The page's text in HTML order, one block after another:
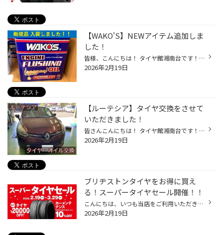
【WAKO'S】NEWアイテム追加しま
した！
皆様、こんにちは！ タイヤ館湘南台です！! オイルで有名な【WAKO'S】の新商品！！ 【エンジンフラッシングオイル・ウォータードレンプラス】 入荷致しました！！ 【ここがスゴイ！】 ①洗浄性能：エンジン内部に溜まった[汚れ]を強力に除去！！ ②水分除去：オイル交換だけでは取り除けない、エンジ...
2026年2月19日
【ルーテシア】タイヤ交換をさせて
いただきました！
皆さんこんにちは！ タイヤ館湘南台です！！ 本日は、ルーテシアのタイヤ交換をさせいただきました！ タイヤ交換 今回使用するタイヤはブリヂストンのプレミアムタイヤ レグノ GR-XⅢを使用します。 静粛性・乗り心地と走行性能を両立した 高性能タイヤです！ 作業 今回はタイヤ交換と一緒にハブの防...
2026年2月19日
ブリヂストンタイヤをお得に買え
る！スーパータイヤセール開催！！
こんにちは、いつも当店をご利用いただきましてありがとうございます。 コクピット・タイヤ館では、ブリヂストンタイヤをお得に買える！ スーパータイヤセールを2月19日(木)から3月29日(日)まで開催いたします！ ブリヂストンのタイヤを4本ご購入で最大20,000円引き！ タイヤをお得にご購入頂けるチ...
2026年2月19日